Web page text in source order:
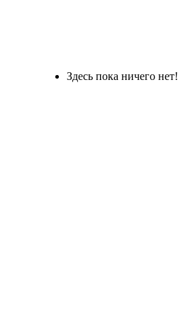
Здесь пока ничего нет!